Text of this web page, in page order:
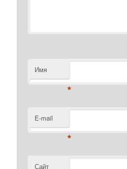
Имя
*
E-mail
*
Сайт